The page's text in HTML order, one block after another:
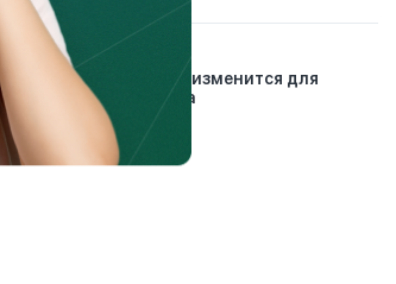
21.01.2026
Автострахование: что изменится для
водителей с 2026 года